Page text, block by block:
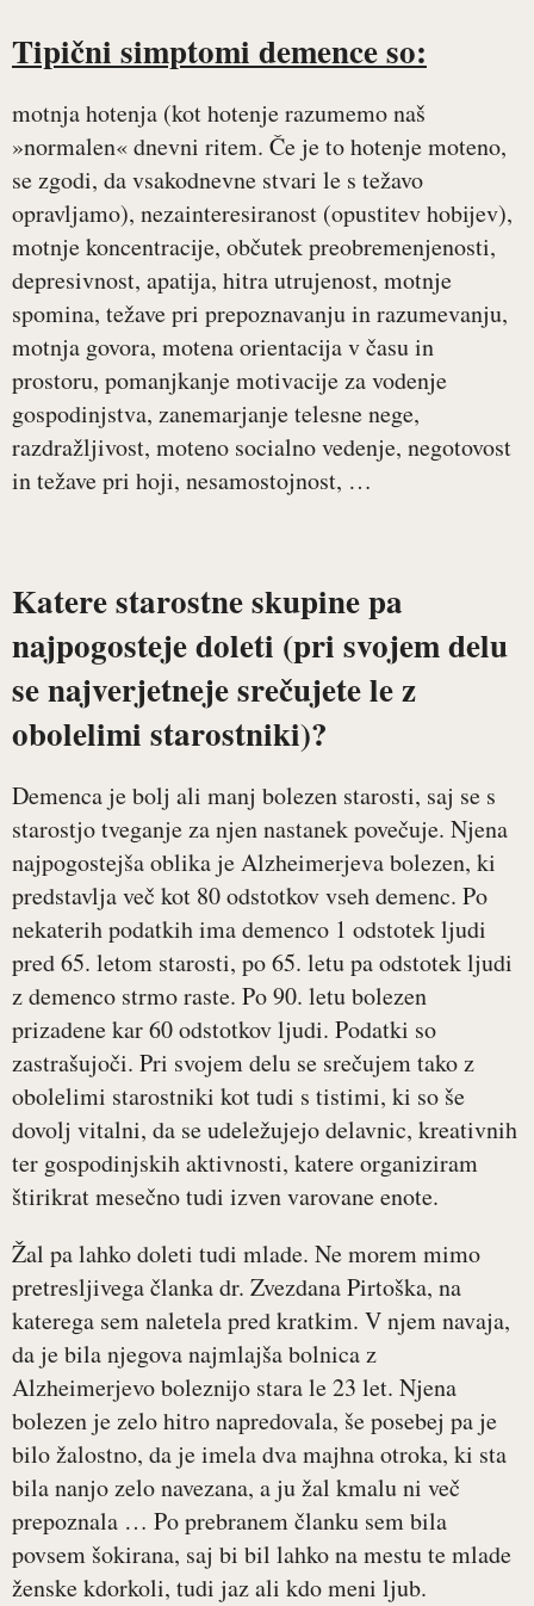
Tipični simptomi demence so:
motnja hotenja (kot hotenje razumemo naš
»normalen« dnevni ritem. Če je to hotenje moteno,
se zgodi, da vsakodnevne stvari le s težavo
opravljamo), nezainteresiranost (opustitev hobijev),
motnje koncentracije, občutek preobremenjenosti,
depresivnost, apatija, hitra utrujenost, motnje
spomina, težave pri prepoznavanju in razumevanju,
motnja govora, motena orientacija v času in
prostoru, pomanjkanje motivacije za vodenje
gospodinjstva, zanemarjanje telesne nege,
razdražljivost, moteno socialno vedenje, negotovost
in težave pri hoji, nesamostojnost, …
Katere starostne skupine pa
najpogosteje doleti (pri svojem delu
se najverjetneje srečujete le z
obolelimi starostniki)?
Demenca je bolj ali manj bolezen starosti, saj se s
starostjo tveganje za njen nastanek povečuje. Njena
najpogostejša oblika je Alzheimerjeva bolezen, ki
predstavlja več kot 80 odstotkov vseh demenc. Po
nekaterih podatkih ima demenco 1 odstotek ljudi
pred 65. letom starosti, po 65. letu pa odstotek ljudi
z demenco strmo raste. Po 90. letu bolezen
prizadene kar 60 odstotkov ljudi. Podatki so
zastrašujoči. Pri svojem delu se srečujem tako z
obolelimi starostniki kot tudi s tistimi, ki so še
dovolj vitalni, da se udeležujejo delavnic, kreativnih
ter gospodinjskih aktivnosti, katere organiziram
štirikrat mesečno tudi izven varovane enote.
Žal pa lahko doleti tudi mlade. Ne morem mimo
pretresljivega članka dr. Zvezdana Pirtoška, na
katerega sem naletela pred kratkim. V njem navaja,
da je bila njegova najmlajša bolnica z
Alzheimerjevo boleznijo stara le 23 let. Njena
bolezen je zelo hitro napredovala, še posebej pa je
bilo žalostno, da je imela dva majhna otroka, ki sta
bila nanjo zelo navezana, a ju žal kmalu ni več
prepoznala … Po prebranem članku sem bila
povsem šokirana, saj bi bil lahko na mestu te mlade
ženske kdorkoli, tudi jaz ali kdo meni ljub.